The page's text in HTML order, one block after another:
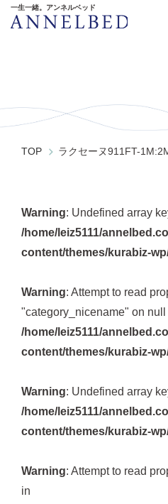
一生一緒。アンネルベッド
TOP ラクセーヌ911FT-
Warning: Undefined array
/home/leiz5111/
content/themes/kurabiz-
Warning: Attempt to read
"category_nicename" on null
/home/leiz5111/
content/themes/kurabiz-
Warning: Undefined array
/home/leiz5111/
content/themes/kurabiz-
Warning: Attempt to read
in